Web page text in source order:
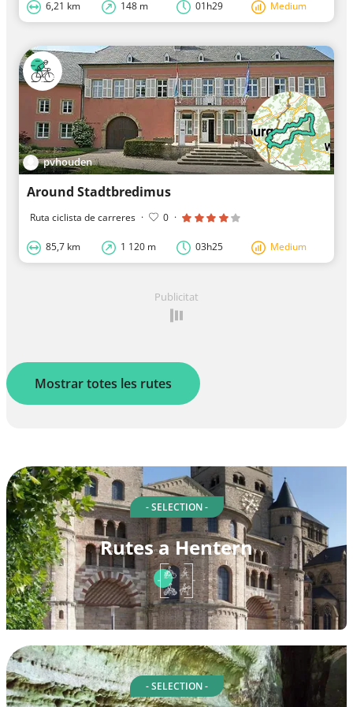
6,21 km 148 m 01h29 Medium
pvhouden
Around Stadtbredimus
Ruta ciclista de carreres · 0 ·
85,7 km 1 120 m 03h25 Medium
Publicitat
Mostrar totes les rutes
- SELECTION -
Rutes a Hentern
- SELECTION -